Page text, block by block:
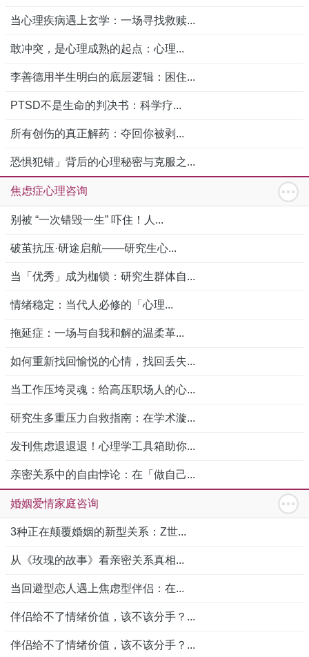
当心理疾病遇上玄学：一场寻找救赎...
敢冲突，是心理成熟的起点：心理...
李善德用半生明白的底层逻辑：困住...
PTSD不是生命的判决书：科学疗...
所有创伤的真正解药：夺回你被剥...
恐惧犯错」背后的心理秘密与克服之...
焦虑症心理咨询
别被 “一次错毁一生” 吓住！人...
破茧抗压·研途启航——研究生心...
当「优秀」成为枷锁：研究生群体自...
情绪稳定：当代人必修的「心理...
拖延症：一场与自我和解的温柔革...
如何重新找回愉悦的心情，找回丢失...
当工作压垮灵魂：给高压职场人的心...
研究生多重压力自救指南：在学术漩...
发刊焦虑退退退！心理学工具箱助你...
亲密关系中的自由悖论：在「做自己...
婚姻爱情家庭咨询
3种正在颠覆婚姻的新型关系：Z世...
从《玫瑰的故事》看亲密关系真相...
当回避型恋人遇上焦虑型伴侣：在...
伴侣给不了情绪价值，该不该分手？...
伴侣给不了情绪价值，该不该分手？...